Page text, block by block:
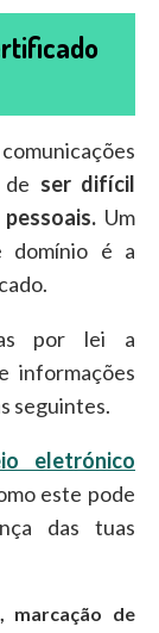
ser difícil
Um
domínio é a
por lei a
informações
seguintes.
eletrónico
este pode
das tuas
marcação de